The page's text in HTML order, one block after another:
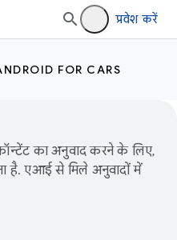
प्रवेश करें
FOR CARS
का अनुवाद करने के लिए,
है. एआई से मिले अनुवादों में